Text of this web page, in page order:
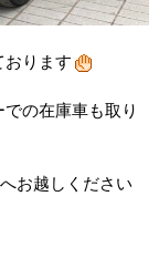
おります
の在庫車も取り
お越しください